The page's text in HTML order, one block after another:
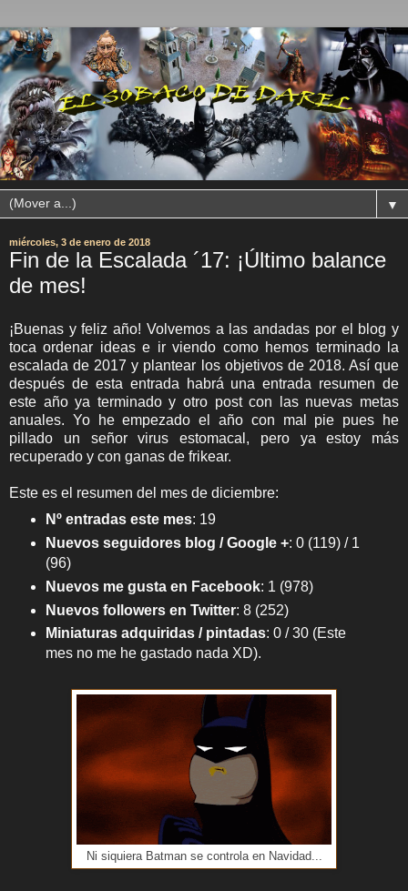
▼
miércoles, 3 de enero de 2018
Fin de la Escalada ´17: ¡Último balance
de mes!
¡Buenas y feliz año! Volvemos a las andadas por el blog y
toca ordenar ideas e ir viendo como hemos terminado la
escalada de 2017 y plantear los objetivos de 2018. Así que
después de esta entrada habrá una entrada resumen de
este año ya terminado y otro post con las nuevas metas
anuales. Yo he empezado el año con mal pie pues he
pillado un señor virus estomacal, pero ya estoy más
recuperado y con ganas de frikear.
Este es el resumen del mes de diciembre:
Nº entradas este mes: 19
Nuevos seguidores blog / Google +: 0 (119) / 1
(96)
Nuevos me gusta en Facebook: 1 (978)
Nuevos followers en Twitter: 8 (252)
Miniaturas adquiridas / pintadas: 0 / 30 (Este
mes no me he gastado nada XD).
Ni siquiera Batman se controla en Navidad...